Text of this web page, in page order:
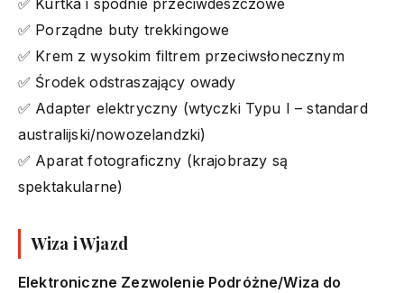
✅ Porządne buty trekkingowe
✅ Krem z wysokim filtrem przeciwsłonecznym
✅ Środek odstraszający owady
✅ Adapter elektryczny (wtyczki Typu I – standard
australijski/nowozelandzki)
✅ Aparat fotograficzny (krajobrazy są
spektakularne)
Wiza i Wjazd
Elektroniczne Zezwolenie Podróżne/Wiza do